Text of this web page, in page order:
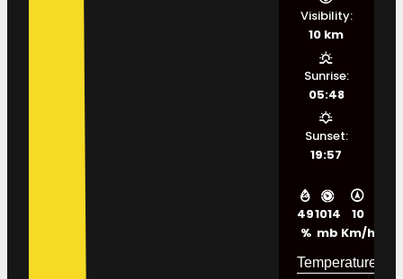
49
%
1014
mb
10
Km/h
Visibility:
10 km
Sunrise:
05:48
Sunset:
19:57